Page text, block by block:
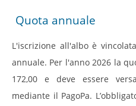
Quota annuale
L'iscrizione all'albo è
annuale. Per l'anno 2026 la
172,00 e deve essere
mediante il PagoPa.